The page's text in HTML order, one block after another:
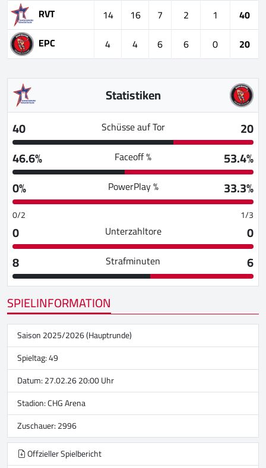
RVT
14 16 7 2 1
40
EPC
4 4 6 6 0 20
Statistiken
40
Schüsse auf Tor
20
46.6%
Faceoff %
53.4%
0%
PowerPlay % 33.3%
0/2 1/3
0 Unterzahltore
0
8
Strafminuten
6
SPIELINFORMATION
Saison 2025/2026 (Hauptrunde)
Spieltag: 49
Datum: 27.02.26 20:00 Uhr
Stadion:CHG Arena
Zuschauer: 2996
Offzieller Spielbericht